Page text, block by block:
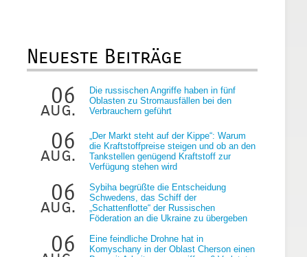
Neueste Beiträge
06
aug.
Die russischen Angriffe haben in fünf
Oblasten zu Stromausfällen bei den
Verbrauchern geführt
06
aug.
„Der Markt steht auf der Kippe“: Warum
die Kraftstoffpreise steigen und ob an den
Tankstellen genügend Kraftstoff zur
Verfügung stehen wird
06
aug.
Sybiha begrüßte die Entscheidung
Schwedens, das Schiff der
„Schattenflotte“ der Russischen
Föderation an die Ukraine zu übergeben
06
Eine feindliche Drohne hat in
Komyschany in der Oblast Cherson einen